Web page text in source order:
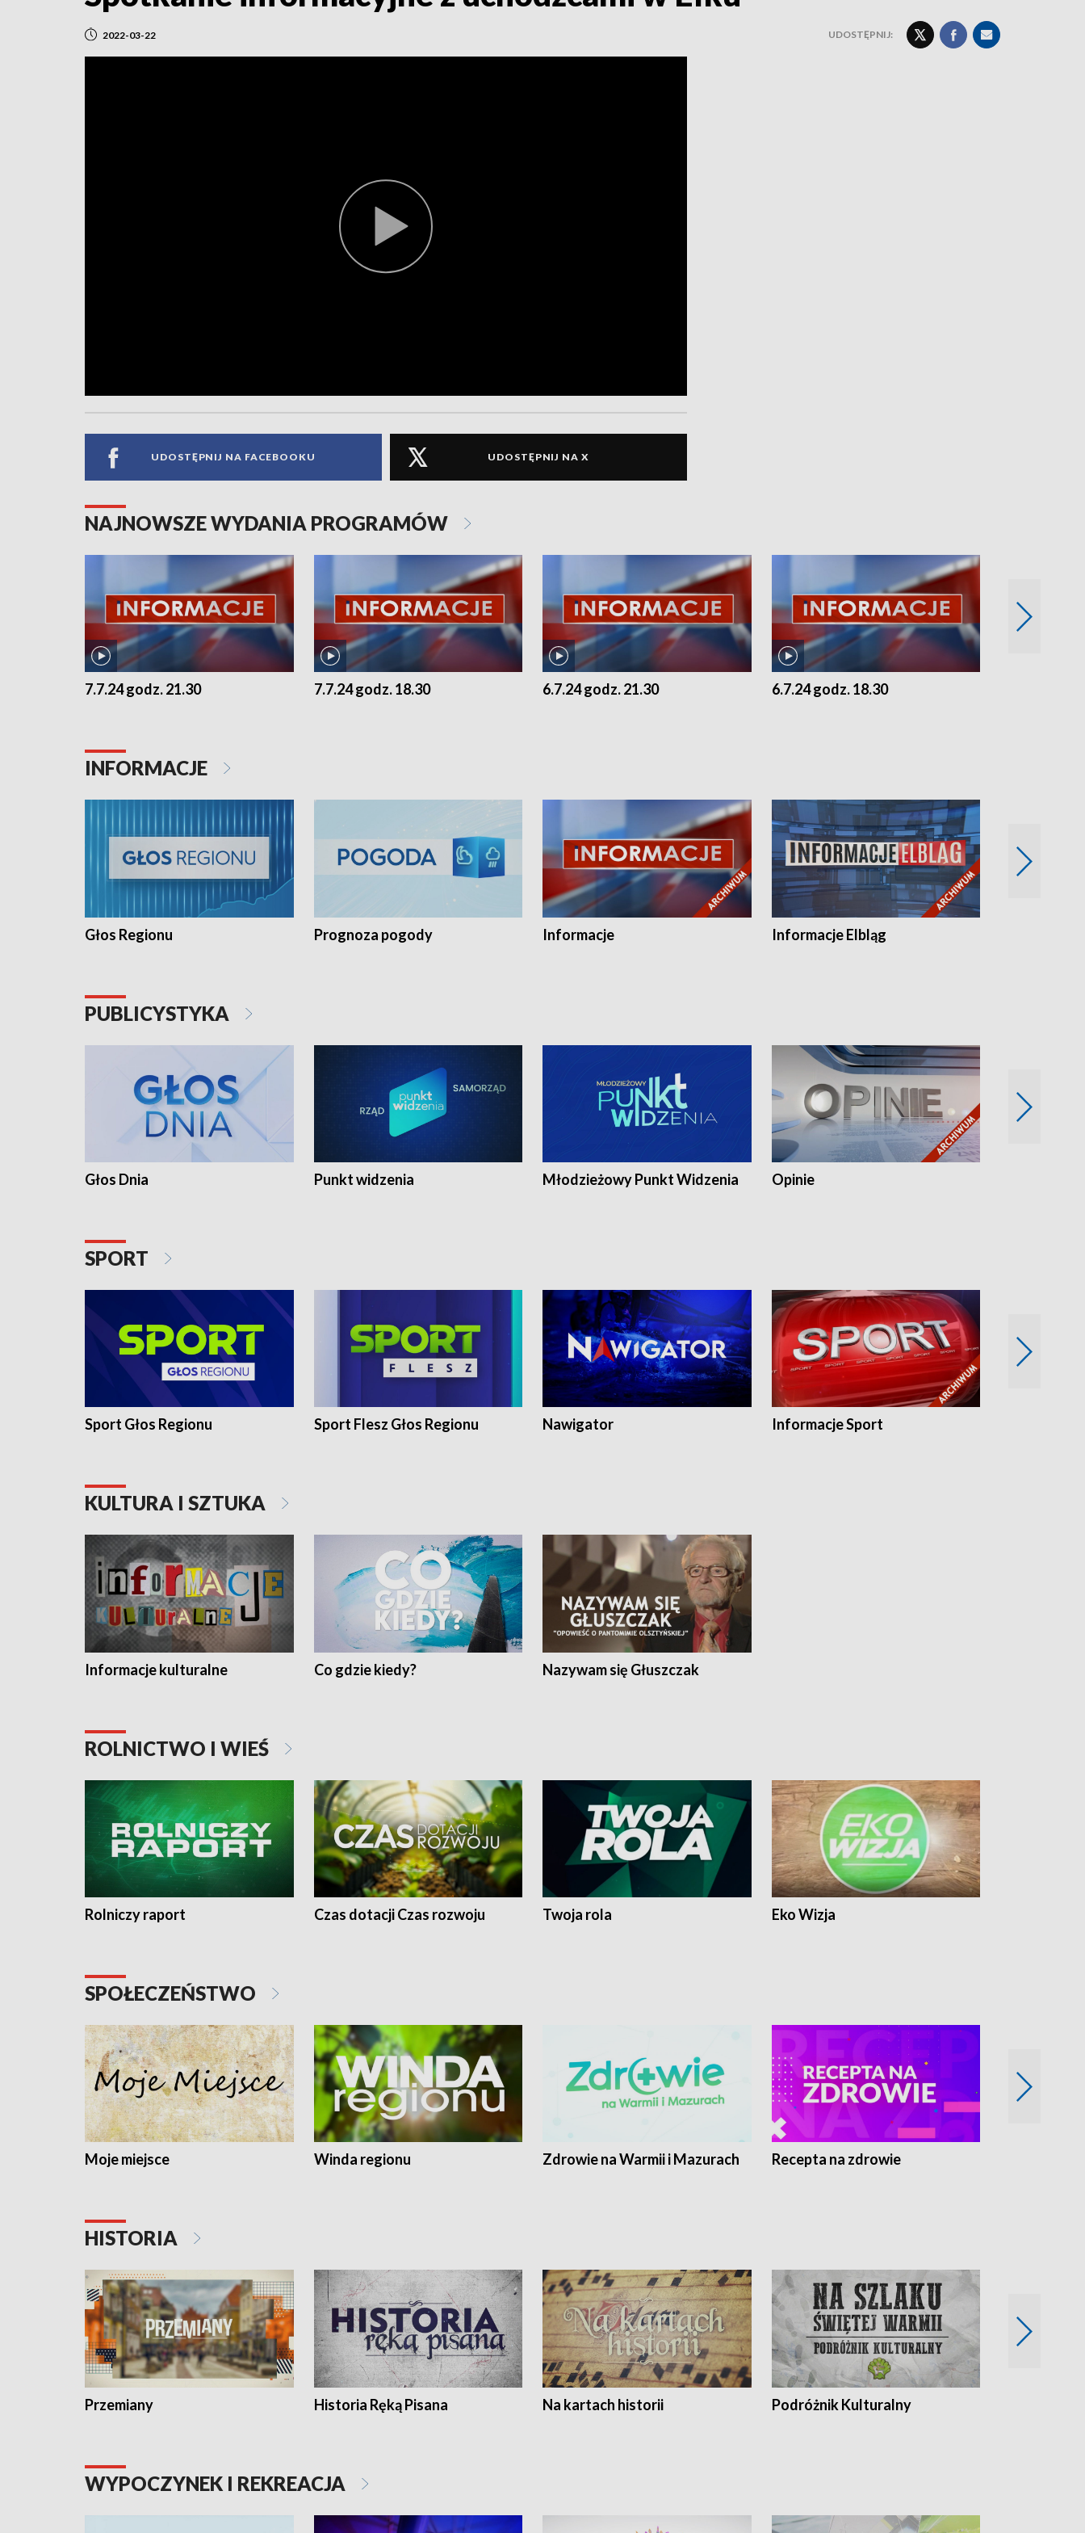
2022-03-22 UDOSTĘPNIJ:
UDOSTĘPNIJ NA FACEBOOKU UDOSTĘPNIJ NA X
NAJNOWSZE WYDANIA PROGRAMÓW
7.7.24 godz. 21.30 7.7.24 godz. 18.30 6.7.24 godz. 21.30 6.7.24 godz. 18.30
INFORMACJE
Głos Regionu Prognoza pogody Informacje Informacje Elbląg
PUBLICYSTYKA
Głos Dnia Punkt widzenia Młodzieżowy Punkt Widzenia Opinie
SPORT
Sport Głos Regionu Sport Flesz Głos Regionu Nawigator Informacje Sport
KULTURA I SZTUKA
Informacje kulturalne Co gdzie kiedy? Nazywam się Głuszczak
ROLNICTWO I WIEŚ
Rolniczy raport Czas dotacji Czas rozwoju Twoja rola Eko Wizja
SPOŁECZEŃSTWO
Moje miejsce Winda regionu Zdrowie na Warmii i Mazurach Recepta na zdrowie
HISTORIA
Przemiany Historia Ręką Pisana Na kartach historii Podróżnik Kulturalny
WYPOCZYNEK I REKREACJA